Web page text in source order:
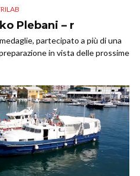
Plebani – r
partecipato a più di una
in vista delle prossime